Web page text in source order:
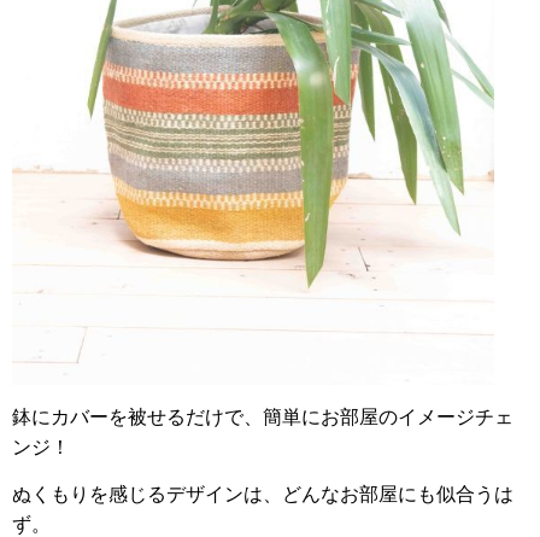
鉢にカバーを被せるだけで、簡単にお部屋のイメージチェ
ンジ！
ぬくもりを感じるデザインは、どんなお部屋にも似合うは
ず。